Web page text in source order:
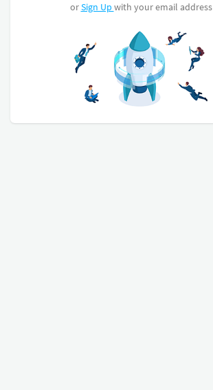
orSign Up with your email address